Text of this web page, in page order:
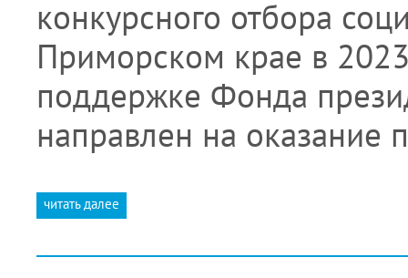
конкурсного отбора
Приморском крае в
поддержке Фонда
направлен на
читать далее